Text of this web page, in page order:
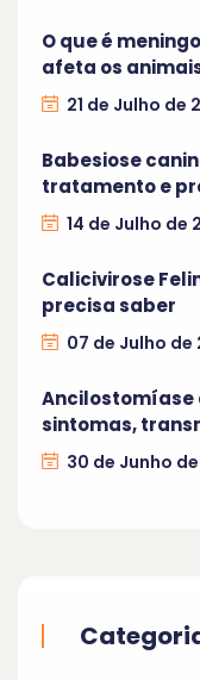
O que é
afeta os
21 de Julho de
Babesiose
tratamento e
14 de Julho de
Calicivirose
precisa saber
07 de Julho de
Ancilostomíase
sintomas,
30 de Junho